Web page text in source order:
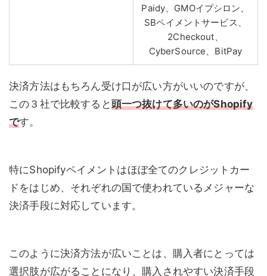
Paidy、GMOイプシロン、
SBペイメントサービス、
2Checkout、
CyberSource、BitPay
決済方法はもちろん受け口が広い方がいいのですが、
この３社で比較すると頭一つ抜けて多いのがShopify
です。
特にShopifyペイメントはほぼ全てのクレジットカー
ドをはじめ、それぞれの国で使われているメジャーな
決済手段に対応しています。
このように決済方法が広いことは、購入者にとっては
選択肢が広がることになり、購入されやすい決済手段